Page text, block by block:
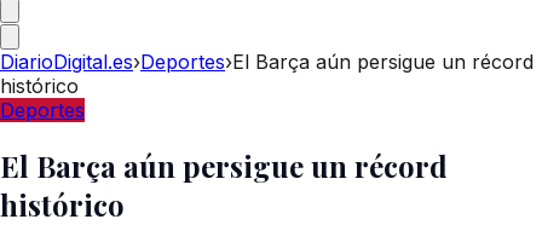
DiarioDigital.es›Deportes›El Barça aún persigue un récord
histórico
Deportes
El Barça aún persigue un récord
histórico